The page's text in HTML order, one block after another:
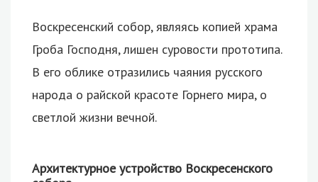
Воскресенский собор, являясь копией храма
Гроба Господня, лишен суровости прототипа.
В его облике отразились чаяния русского
народа о райской красоте Горнего мира, о
светлой жизни вечной.
Архитектурное устройство Воскресенского